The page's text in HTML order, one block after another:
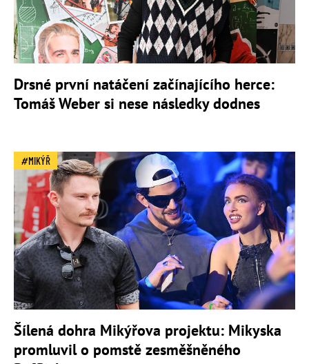
Drsné první natáčení začínajícího herce:
Tomáš Weber si nese následky dodnes
MIKÝŘ
Šílená dohra Mikýřova projektu: Mikyska
promluvil o pomstě zesměšněného